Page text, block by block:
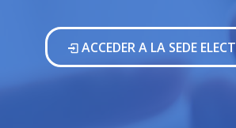
ACCEDER A LA SEDE